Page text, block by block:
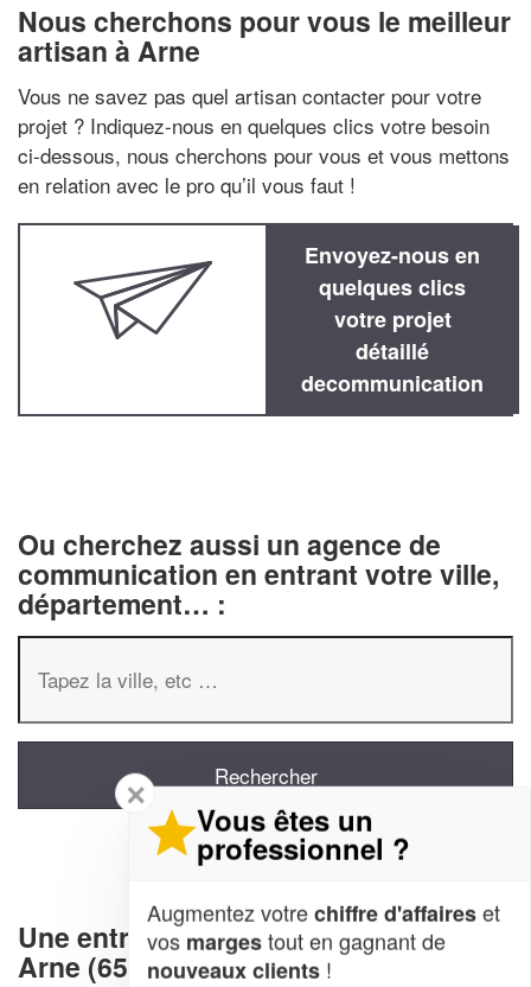
Nous cherchons pour vous le meilleur
artisan à Arne
Vous ne savez pas quel artisan contacter pour votre
projet ? Indiquez-nous en quelques clics votre besoin
ci-dessous, nous cherchons pour vous et vous mettons
en relation avec le pro qu’il vous faut !
Envoyez-nous en
quelques clics
votre projet
détaillé
decommunication
Ou cherchez aussi un agence de
communication en entrant votre ville,
département… :
Une entreprise decommunication à
Arne (65670)
✕
Vous êtes un
professionnel ?
Augmentez votrechiffre d'affaireset
vos margestout en gagnant de
nouveaux clients !